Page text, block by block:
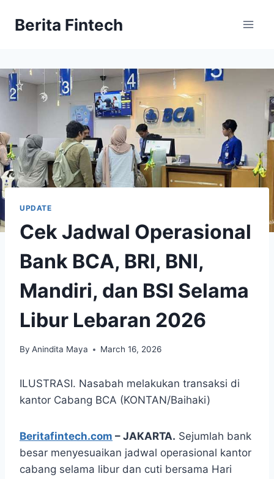
Berita Fintech
UPDATE
Cek Jadwal Operasional
Bank BCA, BRI, BNI,
Mandiri, dan BSI Selama
Libur Lebaran 2026
By Anindita Maya March 16, 2026
ILUSTRASI. Nasabah melakukan transaksi di
kantor Cabang BCA (KONTAN/Baihaki)
Beritafintech.com – JAKARTA. Sejumlah bank
besar menyesuaikan jadwal operasional kantor
cabang selama libur dan cuti bersama Hari